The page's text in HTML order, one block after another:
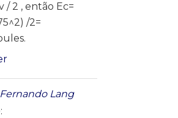
/ 2 , então Ec=
/2=
Fernando Lang